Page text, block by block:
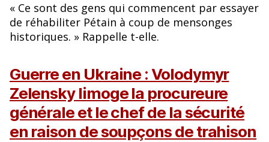
« Ce sont des gens qui commencent par essayer
de réhabiliter Pétain à coup de mensonges
historiques. » Rappelle t-elle.
Guerre en Ukraine : Volodymyr
Zelensky limoge la procureure
générale et le chef de la sécurité
en raison de soupçons de trahison